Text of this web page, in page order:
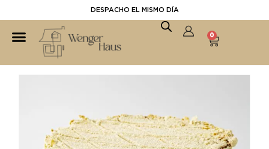
DESPACHO EL MISMO DÍA
0